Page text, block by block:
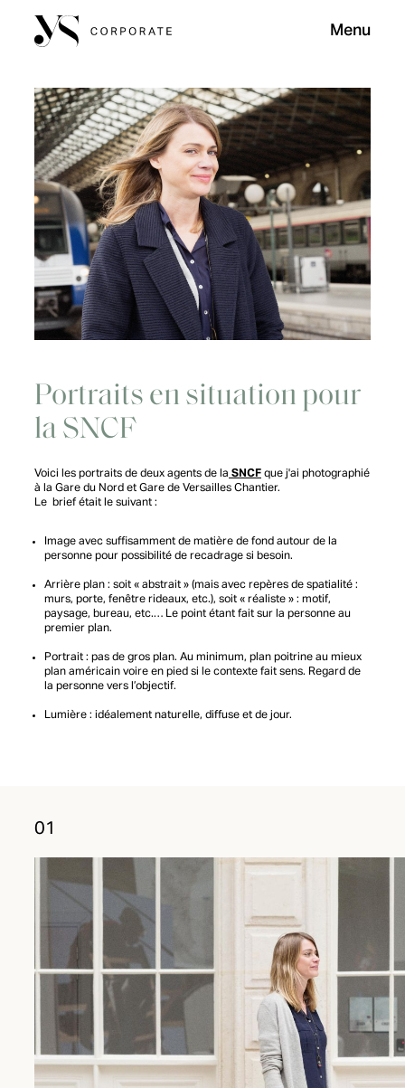
Menu
Portraits en situation pour
la SNCF
Voici les portraits de deux agents de la SNCF que j'ai photographié
à la Gare du Nord et Gare de Versailles Chantier.
Le brief était le suivant :
Image avec suffisamment de matière de fond autour de la
personne pour possibilité de recadrage si besoin.
Arrière plan : soit « abstrait » (mais avec repères de spatialité :
murs, porte, fenêtre rideaux, etc.), soit « réaliste » : motif,
paysage, bureau, etc.… Le point étant fait sur la personne au
premier plan.
Portrait : pas de gros plan. Au minimum, plan poitrine au mieux
plan américain voire en pied si le contexte fait sens. Regard de
la personne vers l’objectif.
Lumière : idéalement naturelle, diffuse et de jour.
01